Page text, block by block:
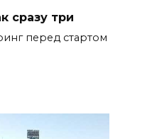
сразу три
перед стартом